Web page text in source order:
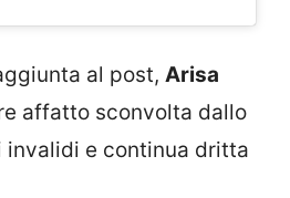
al post, Arisa
affatto sconvolta dallo
invalidi e continua dritta